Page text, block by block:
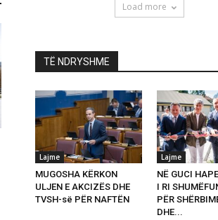
Load more
TË NDRYSHME
Lajme
MUGOSHA KËRKON
ULJEN E AKCIZËS DHE
TVSH-së PËR NAFTËN
Lajme
NË GUCI
I RI
PËR
DHE...